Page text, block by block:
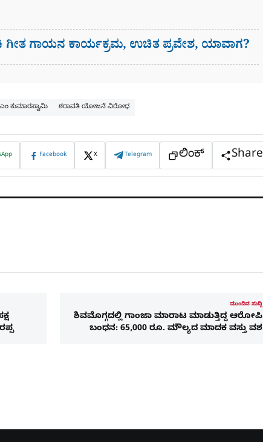
ಗೀತ ಗಾಯನ ಕಾರ್ಯಕ್ರಮ, ಉಚಿತ ಪ್ರವೇಶ, ಯಾವಾಗ?
ಕುಮಾರಸ್ವಾಮಿ ಶರಾವತಿ ಯೋಜನೆ ವಿರೋಧ
Facebook X Telegram ಲಿಂಕ್ Share
ಮುಂದಿನ ಸುದ್ದಿ
ಶಿವಮೊಗ್ಗದಲ್ಲಿ ಗಾಂಜಾ ಮಾರಾಟ ಮಾಡುತ್ತಿದ್ದ ಆರೋಪಿ
ಬಂಧನ: 65,000 ರೂ. ಮೌಲ್ಯದ ಮಾದಕ ವಸ್ತು ವಶ